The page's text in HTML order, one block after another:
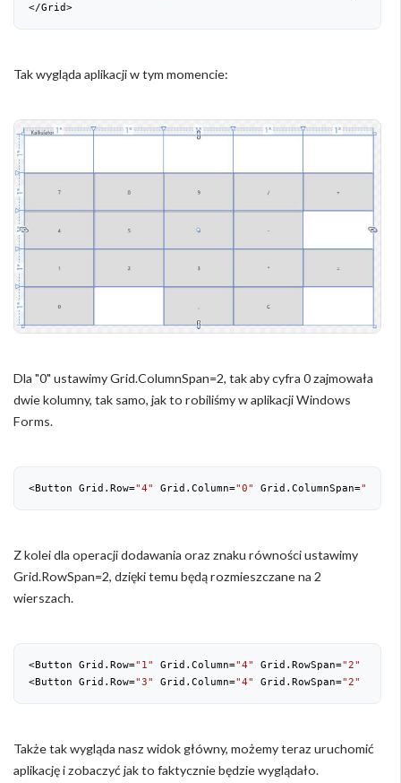
</Grid>
Tak wygląda aplikacji w tym momencie:
Dla "0" ustawimy Grid.ColumnSpan=2, tak aby cyfra 0 zajmowała
dwie kolumny, tak samo, jak to robiliśmy w aplikacji Windows
Forms.
<Button Grid.Row="4" Grid.Column="0" Grid.ColumnSpan="2"
Z kolei dla operacji dodawania oraz znaku równości ustawimy
Grid.RowSpan=2, dzięki temu będą rozmieszczane na 2
wierszach.
<Button Grid.Row="1" Grid.Column="4" Grid.RowSpan="2"
<Button Grid.Row="3" Grid.Column="4" Grid.RowSpan="2"
Także tak wygląda nasz widok główny, możemy teraz uruchomić
aplikację i zobaczyć jak to faktycznie będzie wyglądało.